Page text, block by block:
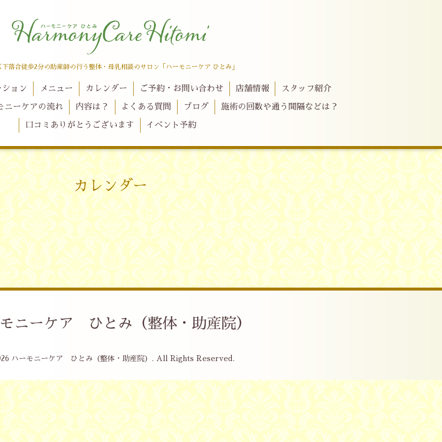
下落合徒歩2分の助産師の行う整体・母乳相談のサロン「ハーモニーケア ひとみ」
ョン メニュー カレンダー ご予約・お問い合わせ 店舗情報 スタッフ紹介
ニーケアの流れ 内容は？ よくある質問 ブログ 施術の回数や通う間隔などは？
口コミありがとうございます イベント予約
カレンダー
ニーケア ひとみ（整体・助産院）
ハーモニーケア ひとみ（整体・助産院） . All Rights Reserved.